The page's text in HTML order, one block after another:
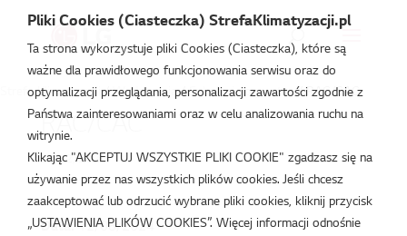
Strefa Klimatyzacji /Wydarzenia/Szkolenie prywatne/RAC/CAC
RAC/CAC
sie 12, 2024
Data:12/08/2024
Pliki Cookies (Ciasteczka) StrefaKlimatyzacji.pl
Ta strona wykorzystuje pliki Cookies (Ciasteczka), które są
ważne dla prawidłowego funkcjonowania serwisu oraz do
optymalizacji przeglądania, personalizacji zawartości zgodnie z
Państwa zainteresowaniami oraz w celu analizowania ruchu na
witrynie.
Klikając "AKCEPTUJ WSZYSTKIE PLIKI COOKIE" zgadzasz się na
używanie przez nas wszystkich plików cookies. Jeśli chcesz
zaakceptować lub odrzucić wybrane pliki cookies, kliknij przycisk
„USTAWIENIA PLIKÓW COOKIES”. Więcej informacji odnośnie